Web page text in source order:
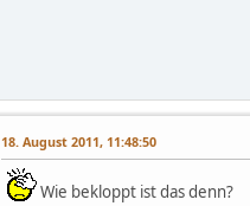
18. August 2011, 11:48:50
Wie bekloppt ist das denn?